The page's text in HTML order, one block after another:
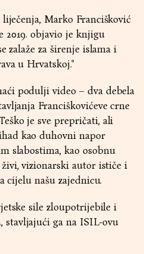
Marko Francišković
2019. objavio je knjigu
zalaže za širenje islama i
u Hrvatskoj."
podulji video – dva debela
Franciškovićeve crne
je sve prepričati, ali
kao duhovni napor
slabostima, kao osobnu
vizionarski autor ističe i
cijelu našu zajednicu.
sile zloupotrijebile i
stavljajući ga na ISIL-ovu